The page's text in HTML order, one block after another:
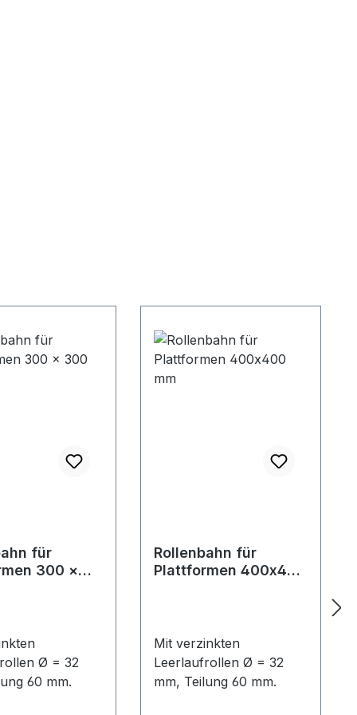
für
300 ×
Ø = 32
60 mm.
Rollenbahn für
Plattformen 400x400
Mit verzinkten
Leerlaufrollen Ø = 32
mm, Teilung 60 mm.